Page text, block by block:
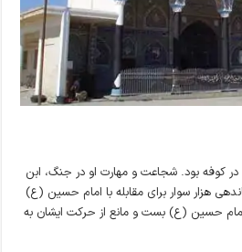
کوفه بود. شجاعت و مهارت او در جنگ، ابن
هزار سوار برای مقابله با امام حسین (ع)
امام حسین (ع) بست و مانع از حرکت ایشان به